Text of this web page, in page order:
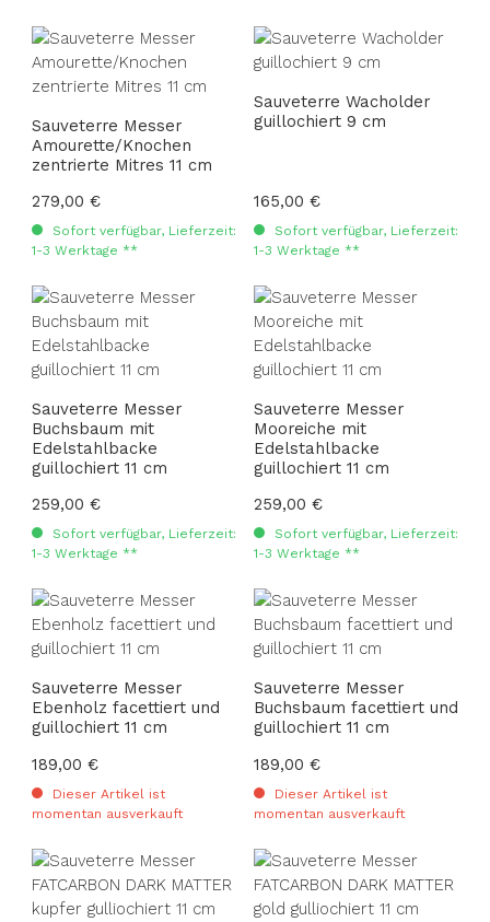
Sauveterre Messer
Amourette/Knochen
zentrierte Mitres 11 cm
Regulärer Preis:
279,00 €
Sofort verfügbar, Lieferzeit:
1-3 Werktage **
Sauveterre Wacholder
guillochiert 9 cm
Regulärer Preis:
165,00 €
Sofort verfügbar, Lieferzeit:
1-3 Werktage **
Sauveterre Messer
Buchsbaum mit
Edelstahlbacke
guillochiert 11 cm
Regulärer Preis:
259,00 €
Sofort verfügbar, Lieferzeit:
1-3 Werktage **
Sauveterre Messer
Mooreiche mit
Edelstahlbacke
guillochiert 11 cm
Regulärer Preis:
259,00 €
Sofort verfügbar, Lieferzeit:
1-3 Werktage **
Sauveterre Messer
Ebenholz facettiert und
guillochiert 11 cm
Regulärer Preis:
189,00 €
Dieser Artikel ist
momentan ausverkauft
Sauveterre Messer
Buchsbaum facettiert und
guillochiert 11 cm
Regulärer Preis:
189,00 €
Dieser Artikel ist
momentan ausverkauft